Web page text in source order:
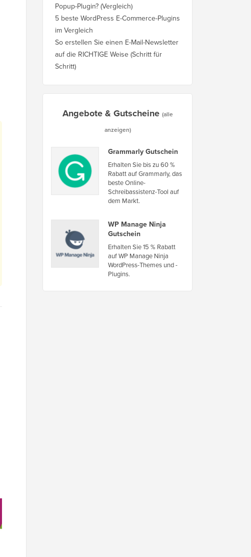
Popup-Plugin? (Vergleich)
5 beste WordPress E-Commerce-Plugins
im Vergleich
So erstellen Sie einen E-Mail-Newsletter
auf die RICHTIGE Weise (Schritt für
Schritt)
Angebote & Gutscheine (alle
anzeigen)
Grammarly Gutschein
Erhalten Sie bis zu 60 %
Rabatt auf Grammarly, das
beste Online-
Schreibassistenz-Tool auf
dem Markt.
WP Manage Ninja
Gutschein
Erhalten Sie 15 % Rabatt
auf WP Manage Ninja
WordPress-Themes und -
Plugins.